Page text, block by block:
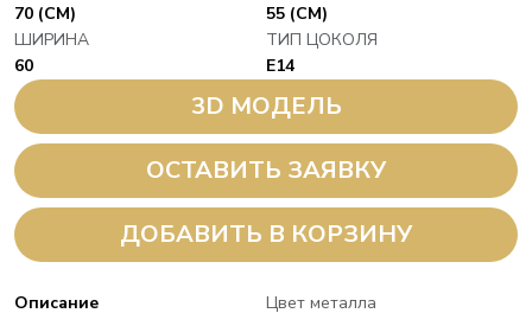
70 (СМ)
55 (СМ)
ШИРИНА
60
ТИП ЦОКОЛЯ
E14
3D МОДЕЛЬ
ОСТАВИТЬ ЗАЯВКУ
ДОБАВИТЬ В КОРЗИНУ
Описание Цвет металла